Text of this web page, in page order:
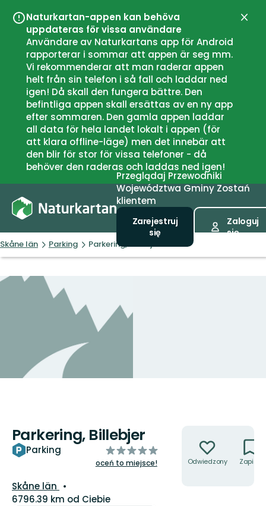
Naturkartan-appen kan behöva
uppdateras för vissa användare
Användare av Naturkartans app för Android
rapporterar i sommar att appen är seg mm.
Vi rekommenderar att man raderar appen
helt från sin telefon i så fall och laddar ned
igen! Då skall den fungera bättre. Den
befintliga appen skall ersättas av en ny app
efter sommaren. Den gamla appen laddar
all data för hela landet lokalt i appen (för
att klara offline-läge) men det innebär att
den blir för stor för vissa telefoner - då
behöver den raderas och laddas ned igen!
Przeglądaj Przewodniki
Województwa Gminy Zostań
klientem
Zarejestruj
się
Zaloguj
się
Skåne län Parking Parkering, Billebjer
Parkering, Billebjer
Parking
z
5
oceń to miejsce!
Województwo:
Skåne län
6796.39 km od Ciebie
Odwiedzony Zapisz